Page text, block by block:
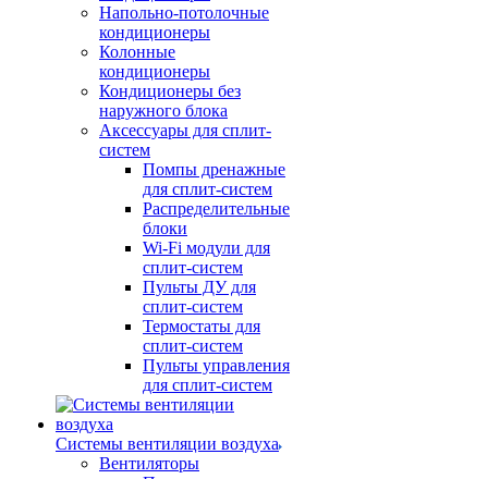
Напольно-потолочные
кондиционеры
Колонные
кондиционеры
Кондиционеры без
наружного блока
Аксессуары для сплит-
систем
Помпы дренажные
для сплит-систем
Распределительные
блоки
Wi-Fi модули для
сплит-систем
Пульты ДУ для
сплит-систем
Термостаты для
сплит-систем
Пульты управления
для сплит-систем
Системы вентиляции воздуха
Вентиляторы